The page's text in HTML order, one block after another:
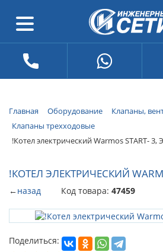
Главная Оборудование
Клапаны,
Клапаны трехходовые
!Котел электрический Warmos START- 3,
!КОТЕЛ ЭЛЕКТРИЧЕСКИЙ
←назад Код товара: 47459
Поделиться: